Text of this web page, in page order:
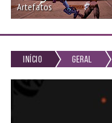
Artefatos
Início Geral